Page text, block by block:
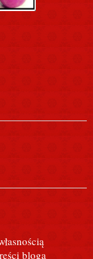
bloga